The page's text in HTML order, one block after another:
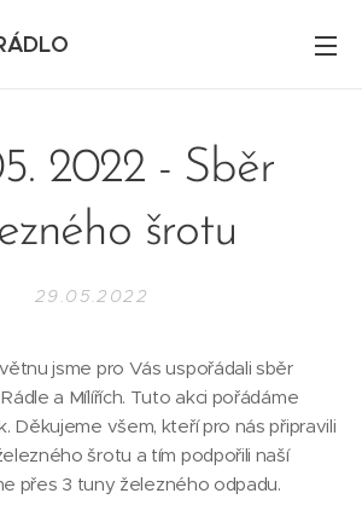
2022 - Sběr
šrotu
29.05.2022
jsme pro Vás uspořádali sběr
a Mílířích. Tuto akci pořádáme
Děkujeme všem, kteří pro nás připravili
šrotu a tím podpořili naší
přes 3 tuny železného odpadu.